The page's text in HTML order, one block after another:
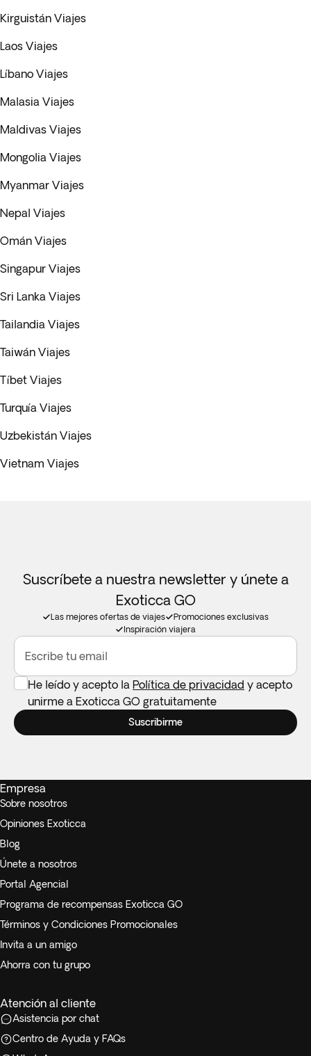
Kirguistán Viajes
Laos Viajes
Líbano Viajes
Malasia Viajes
Maldivas Viajes
Mongolia Viajes
Myanmar Viajes
Nepal Viajes
Omán Viajes
Singapur Viajes
Sri Lanka Viajes
Tailandia Viajes
Taiwán Viajes
Tíbet Viajes
Turquía Viajes
Uzbekistán Viajes
Vietnam Viajes
Suscríbete a nuestra newsletter y únete a
Exoticca GO
Las mejores ofertas de viajes
Promociones exclusivas
Inspiración viajera
Escribe tu email
He leído y acepto la Política de privacidad y acepto
unirme a Exoticca GO gratuitamente
Suscribirme
Empresa
Sobre nosotros
Opiniones Exoticca
Blog
Únete a nosotros
Portal Agencial
Programa de recompensas Exoticca GO
Términos y Condiciones Promocionales
Invita a un amigo
Ahorra con tu grupo
Atención al cliente
Asistencia por chat
Centro de Ayuda y FAQs